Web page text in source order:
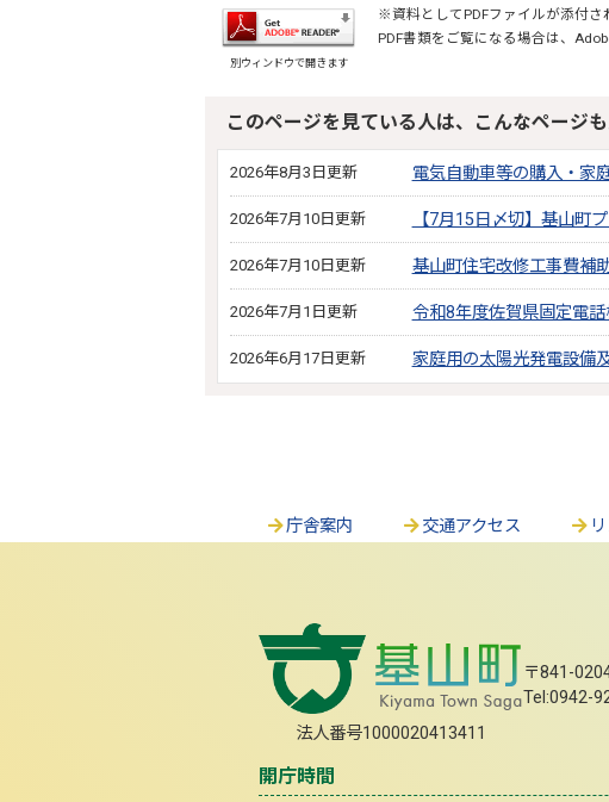
別ウィンドウで開きます
※資料としてPDFファイルが添付さ
PDF書類をご覧になる場合は、
このページを見ている人は、こんなページも
2026年8月3日更新 電気自動車等の購入・家
2026年7月10日更新 【7月15日〆切】基山町
2026年7月10日更新 基山町住宅改修工事費補
2026年7月1日更新 令和8年度佐賀県固定電
2026年6月17日更新 家庭用の太陽光発電設備
庁舎案内 交通アクセス
法人番号1000020413411
〒841-
Tel:0942-
開庁時間